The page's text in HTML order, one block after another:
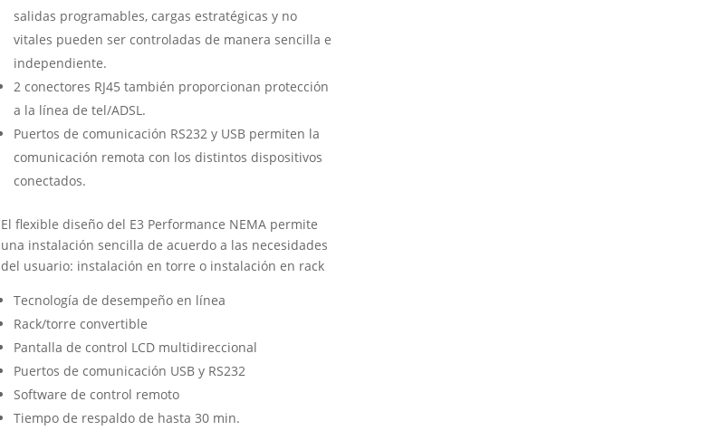
salidas programables, cargas estratégicas y no
vitales pueden ser controladas de manera sencilla e
independiente.
2 conectores RJ45 también proporcionan protección
a la línea de tel/ADSL.
Puertos de comunicación RS232 y USB permiten la
comunicación remota con los distintos dispositivos
conectados.
El flexible diseño del E3 Performance NEMA permite
una instalación sencilla de acuerdo a las necesidades
del usuario: instalación en torre o instalación en rack
Tecnología de desempeño en línea
Rack/torre convertible
Pantalla de control LCD multidireccional
Puertos de comunicación USB y RS232
Software de control remoto
Tiempo de respaldo de hasta 30 min.